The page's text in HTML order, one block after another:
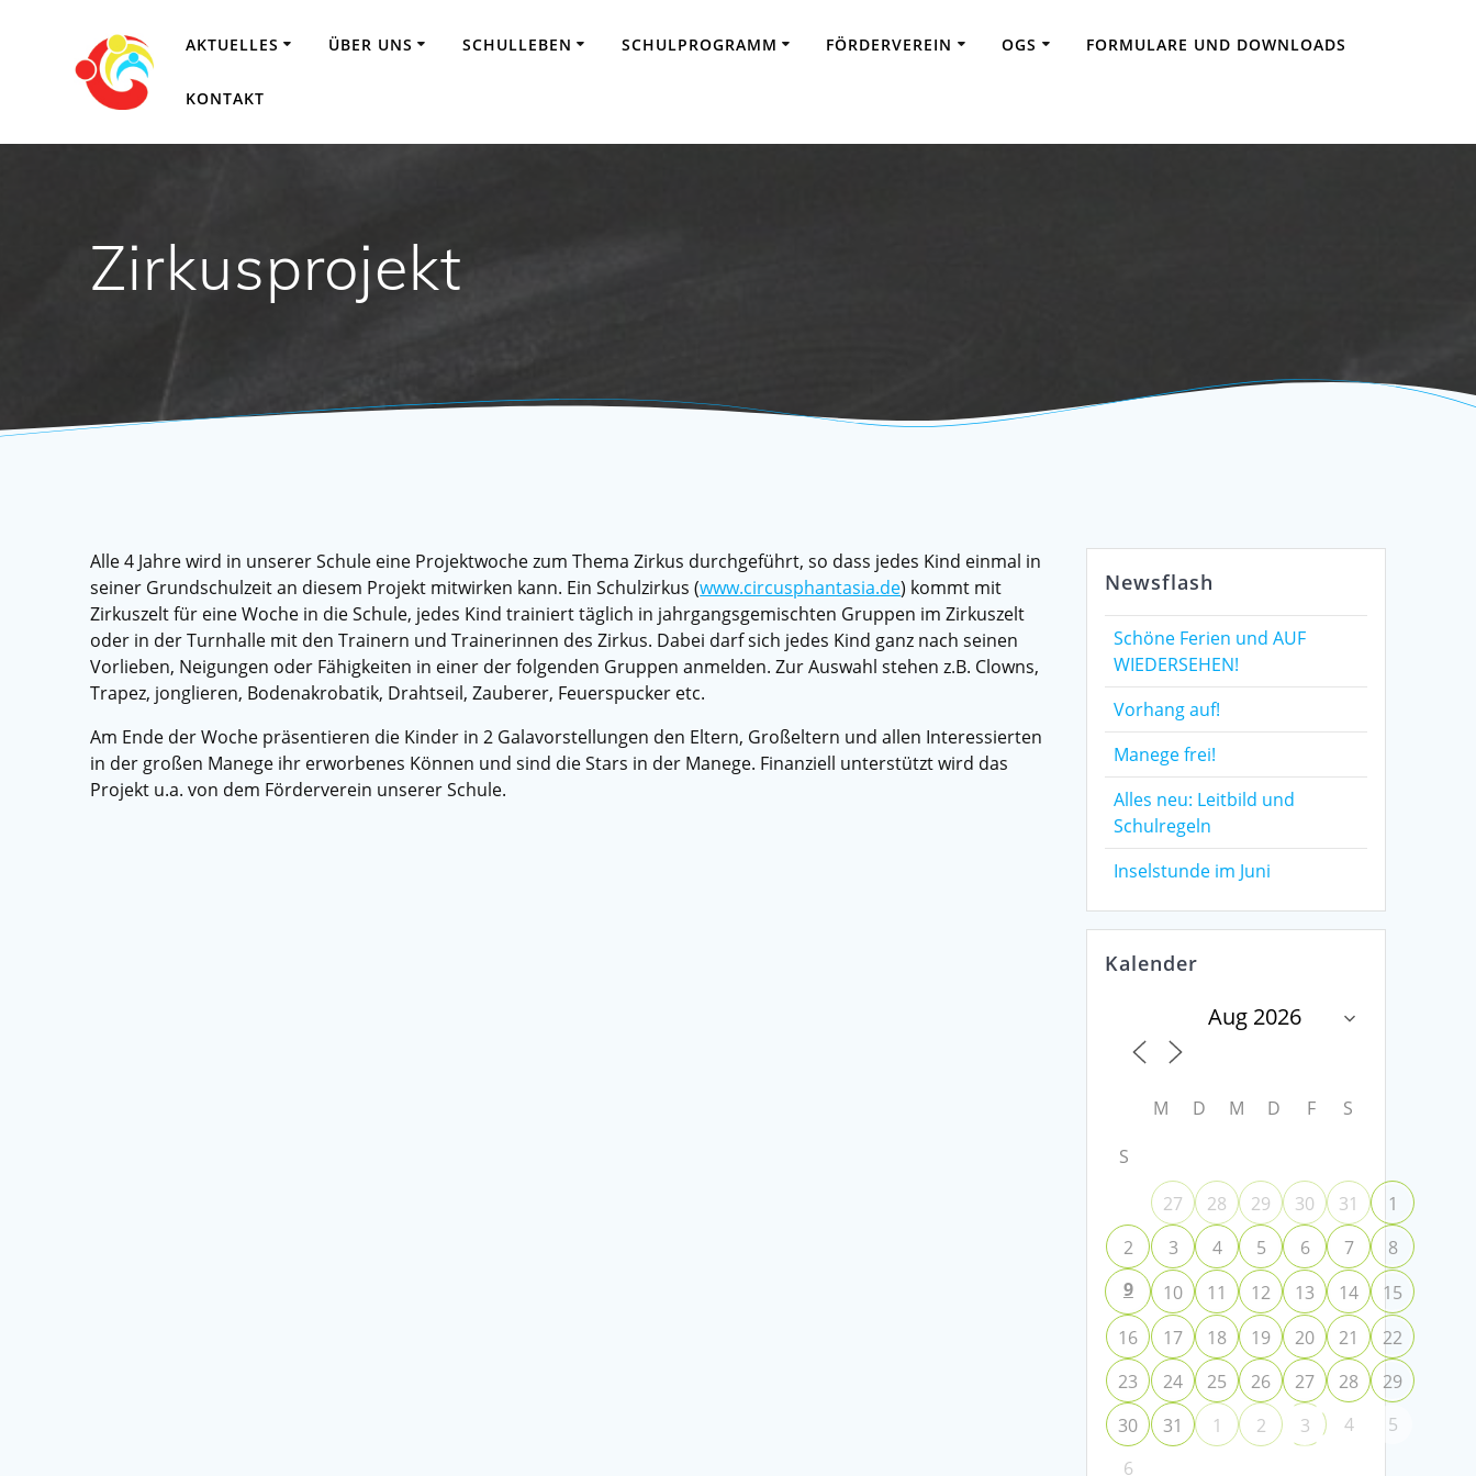
AKTUELLES ÜBER UNS SCHULLEBEN SCHULPROGRAMM FÖRDERVEREIN OGS FORMULARE UND DOWNLOADS
KONTAKT
Zirkusprojekt
Alle 4 Jahre wird in unserer Schule eine Projektwoche zum Thema Zirkus durchgeführt, so dass jedes Kind einmal in
seiner Grundschulzeit an diesem Projekt mitwirken kann. Ein Schulzirkus (www.circusphantasia.de) kommt mit
Zirkuszelt für eine Woche in die Schule, jedes Kind trainiert täglich in jahrgangsgemischten Gruppen im Zirkuszelt
oder in der Turnhalle mit den Trainern und Trainerinnen des Zirkus. Dabei darf sich jedes Kind ganz nach seinen
Vorlieben, Neigungen oder Fähigkeiten in einer der folgenden Gruppen anmelden. Zur Auswahl stehen z.B. Clowns,
Trapez, jonglieren, Bodenakrobatik, Drahtseil, Zauberer, Feuerspucker etc.
Am Ende der Woche präsentieren die Kinder in 2 Galavorstellungen den Eltern, Großeltern und allen Interessierten
in der großen Manege ihr erworbenes Können und sind die Stars in der Manege. Finanziell unterstützt wird das
Projekt u.a. von dem Förderverein unserer Schule.
Newsflash
Schöne Ferien und AUF
WIEDERSEHEN!
Vorhang auf!
Manege frei!
Alles neu: Leitbild und
Schulregeln
Inselstunde im Juni
Kalender
M D M D F
S
S
27
28 29 30 31
1
2
3 4 5 6 7
8
9
10 11 12 13 14
15
16
17 18 19 20 21
22
23
24 25 26 27 28
29
30
31 1 2 3 4
5
6